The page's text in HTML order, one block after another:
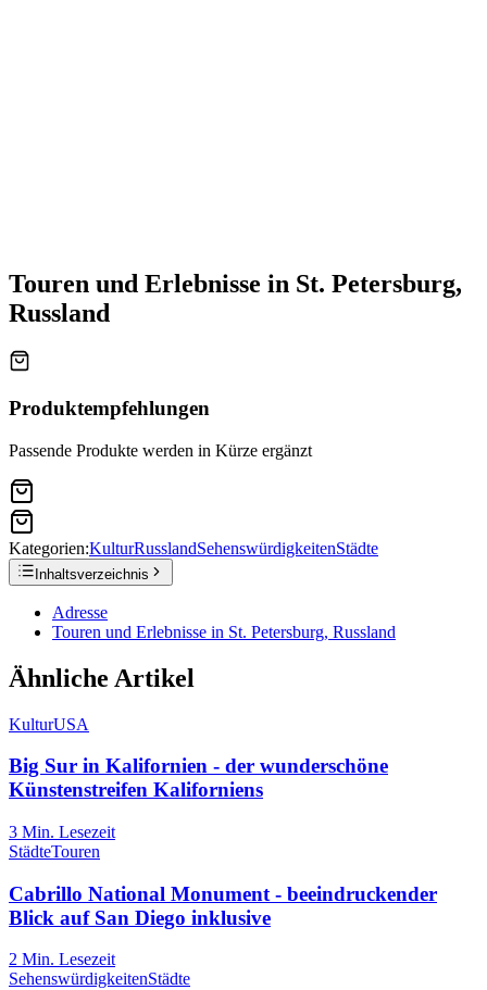
Touren und Erlebnisse in St. Petersburg,
Russland
Produktempfehlungen
Passende Produkte werden in Kürze ergänzt
Kategorien:KulturRusslandSehenswürdigkeitenStädte
Inhaltsverzeichnis
Adresse
Touren und Erlebnisse in St. Petersburg, Russland
Ähnliche Artikel
KulturUSA
Big Sur in Kalifornien - der wunderschöne
Künstenstreifen Kaliforniens
3 Min. Lesezeit
StädteTouren
Cabrillo National Monument - beeindruckender
Blick auf San Diego inklusive
2 Min. Lesezeit
SehenswürdigkeitenStädte